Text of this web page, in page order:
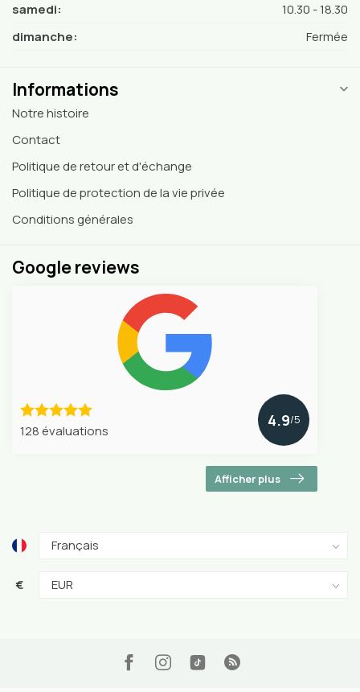
samedi:
10.30 - 18.30
dimanche:
Fermée
Informations
Notre histoire
Contact
Politique de retour et d'échange
Politique de protection de la vie privée
Conditions générales
Google reviews
128 évaluations
4.9/5
Afficher plus
€